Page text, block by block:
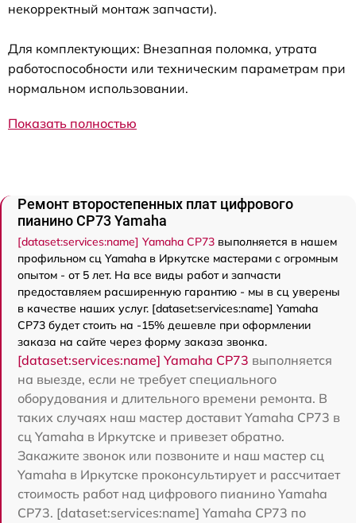
некорректный монтаж запчасти).
Для комплектующих: Внезапная поломка, утрата
работоспособности или техническим параметрам при
нормальном использовании.
Показать полностью
Ремонт второстепенных плат цифрового
пианино CP73 Yamaha
[dataset:services:name] Yamaha CP73 выполняется в нашем
профильном сц Yamaha в Иркутске мастерами с огромным
опытом - от 5 лет. На все виды работ и запчасти
предоставляем расширенную гарантию - мы в сц уверены
в качестве наших услуг. [dataset:services:name] Yamaha
CP73 будет стоить на -15% дешевле при оформлении
заказа на сайте через форму заказа звонка.
[dataset:services:name] Yamaha CP73 выполняется
на выезде, если не требует специального
оборудования и длительного времени ремонта. В
таких случаях наш мастер доставит Yamaha CP73 в
сц Yamaha в Иркутске и привезет обратно.
Закажите звонок или позвоните и наш мастер сц
Yamaha в Иркутске проконсультирует и рассчитает
стоимость работ над цифрового пианино Yamaha
CP73. [dataset:services:name] Yamaha CP73 по